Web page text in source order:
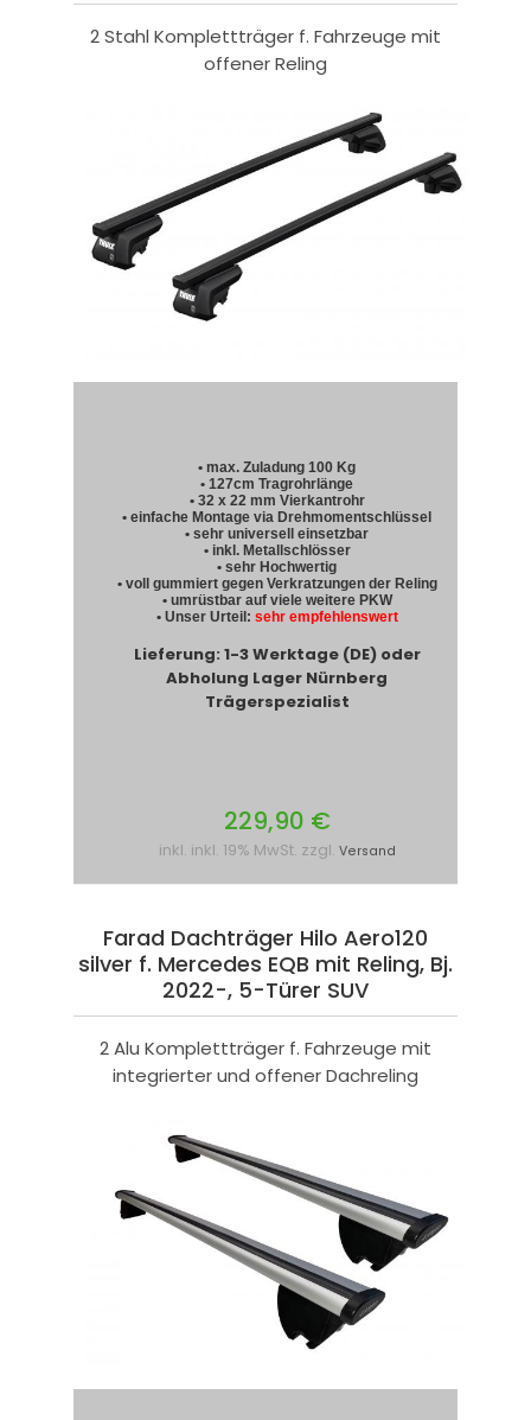
2 Stahl Komplettträger f. Fahrzeuge mit
offener Reling
• max. Zuladung 100 Kg
• 127cm Tragrohrlänge
• 32 x 22 mm Vierkantrohr
• einfache Montage via Drehmomentschlüssel
• sehr universell einsetzbar
• inkl. Metallschlösser
• sehr Hochwertig
• voll gummiert gegen Verkratzungen der Reling
• umrüstbar auf viele weitere PKW
• Unser Urteil: sehr empfehlenswert
Lieferung: 1-3 Werktage (DE) oder
Abholung Lager Nürnberg
Trägerspezialist
229,90 €
inkl. inkl. 19% MwSt. zzgl. Versand
Farad Dachträger Hilo Aero120
silver f. Mercedes EQB mit Reling, Bj.
2022-, 5-Türer SUV
2 Alu Komplettträger f. Fahrzeuge mit
integrierter und offener Dachreling